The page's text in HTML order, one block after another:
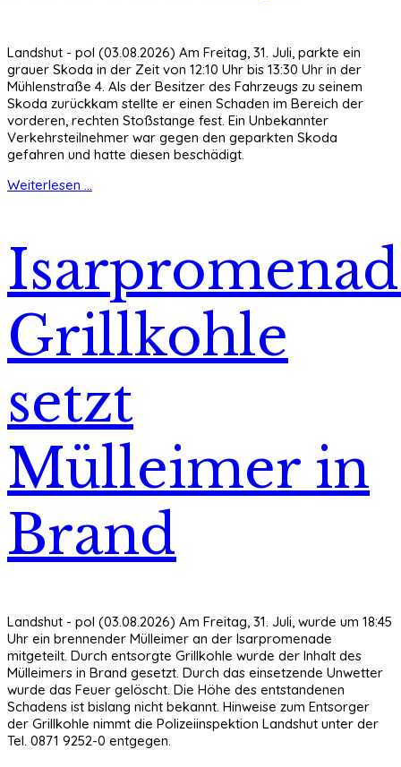
Landshut - pol (03.08.2026) Am Freitag, 31. Juli, parkte ein
grauer Skoda in der Zeit von 12:10 Uhr bis 13:30 Uhr in der
Mühlenstraße 4. Als der Besitzer des Fahrzeugs zu seinem
Skoda zurückkam stellte er einen Schaden im Bereich der
vorderen, rechten Stoßstange fest. Ein Unbekannter
Verkehrsteilnehmer war gegen den geparkten Skoda
gefahren und hatte diesen beschädigt.
Weiterlesen ...
Grillkohle
setzt
Mülleimer in
Brand
Landshut - pol (03.08.2026) Am Freitag, 31. Juli, wurde um 18:45
Uhr ein brennender Mülleimer an der Isarpromenade
mitgeteilt. Durch entsorgte Grillkohle wurde der Inhalt des
Mülleimers in Brand gesetzt. Durch das einsetzende Unwetter
wurde das Feuer gelöscht. Die Höhe des entstandenen
Schadens ist bislang nicht bekannt. Hinweise zum Entsorger
der Grillkohle nimmt die Polizeiinspektion Landshut unter der
Tel. 0871 9252-0 entgegen.